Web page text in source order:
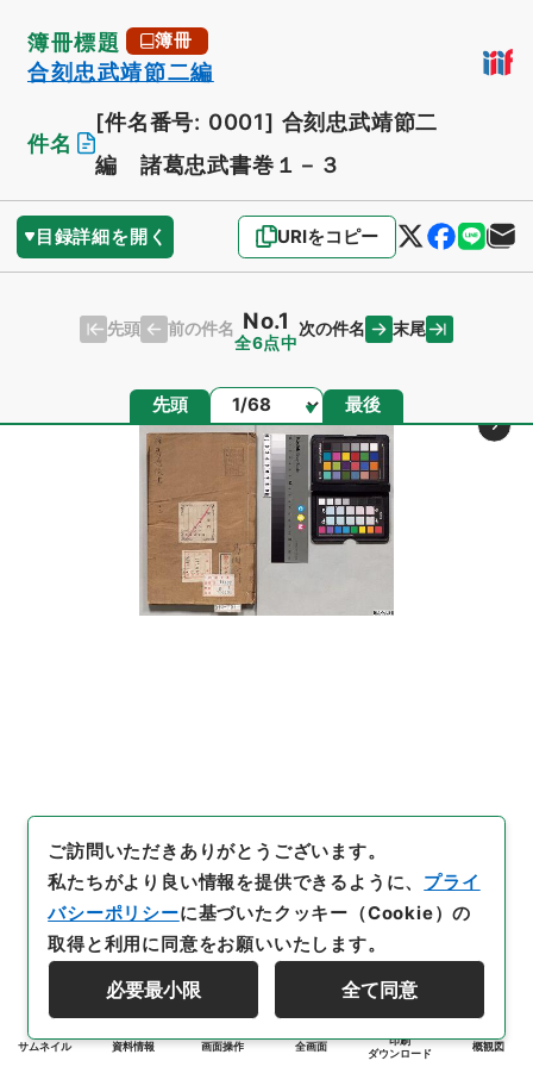
簿冊標題 簿冊
合刻忠武靖節二編
件名
[件名番号: 0001] 合刻忠武靖節二
編 諸葛忠武書巻１－３
目録詳細を開く URIをコピー
先頭 前の件名 No.1
全6点中
次の件名 末尾
先頭 ページ 最後
サムネイル 資料情報 画面操作 全画面
印刷
ダウンロード
概観図
ご訪問いただきありがとうございます。
私たちがより良い情報を提供できるように、 プライ
バシーポリシーに基づいたクッキー（Cookie）の
取得と利用に同意をお願いいたします。
必要最小限 全て同意